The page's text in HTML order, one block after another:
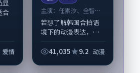
显
合
爱情
主演：任素汐、全智贤
等
若想了解韩国合拍语
境下的动漫表达，
车室》值得关注：剧
41,035 9.2 动漫